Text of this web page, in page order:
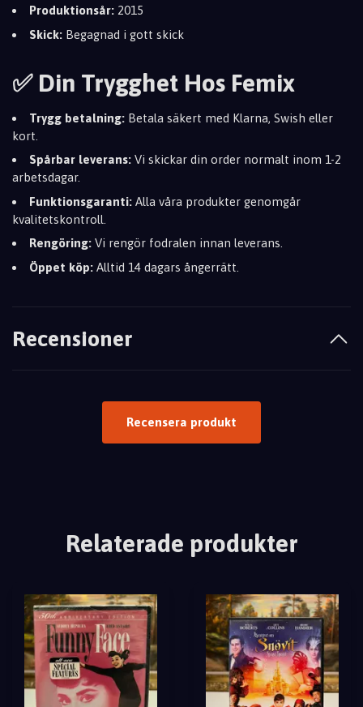
Produktionsår: 2015
Skick: Begagnad i gott skick
✅ Din Trygghet Hos Femix
Trygg betalning: Betala säkert med Klarna, Swish eller
kort.
Spårbar leverans: Vi skickar din order normalt inom 1-2
arbetsdagar.
Funktionsgaranti: Alla våra produkter genomgår
kvalitetskontroll.
Rengöring: Vi rengör fodralen innan leverans.
Öppet köp: Alltid 14 dagars ångerrätt.
Recensioner
Recensera produkt
Relaterade produkter